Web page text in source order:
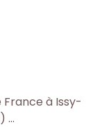
à Issy-
...